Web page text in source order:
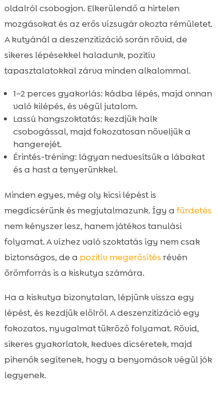
oldalról csobogjon. Elkerülendő a hirtelen
mozgásokat és az erős vízsugár okozta rémületet.
A kutyánál a deszenzitizáció során rövid, de
sikeres lépésekkel haladunk, pozitív
tapasztalatokkal zárva minden alkalommal.
1–2 perces gyakorlás: kádba lépés, majd onnan
való kilépés, és végül jutalom.
Lassú hangszoktatás: kezdjük halk
csobogással, majd fokozatosan növeljük a
hangerejét.
Érintés-tréning: lágyan nedvesítsük a lábakat
és a hast a tenyerünkkel.
Minden egyes, még oly kicsi lépést is
megdicsérünk és megjutalmazunk. Így a fürdetés
nem kényszer lesz, hanem játékos tanulási
folyamat. A vízhez való szoktatás így nem csak
biztonságos, de a pozitív megerősítés révén
örömforrás is a kiskutya számára.
Ha a kiskutya bizonytalan, lépjünk vissza egy
lépést, és kezdjük elölről. A deszenzitizáció egy
fokozatos, nyugalmat tükröző folyamat. Rövid,
sikeres gyakorlatok, kedves dicséretek, majd
pihenők segítenek, hogy a benyomások végül jók
legyenek.